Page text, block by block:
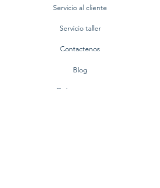
Servicio al cliente
Servicio taller
Contactenos
Blog
Quienes somos